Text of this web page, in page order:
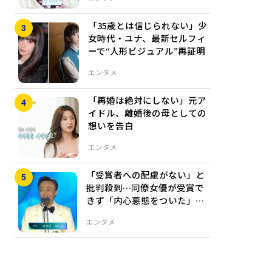
エンタメ
「35歳とは信じられない」少
女時代・ユナ、最新セルフィ
ーで“人形ビジュアル”再証明
エンタメ
「再婚は絶対にしない」元ア
イドル、離婚後の母としての
想いを告白
エンタメ
「受賞者への配慮がない」と
批判殺到…同僚女優が受賞で
きず「内心悪態をついた」と